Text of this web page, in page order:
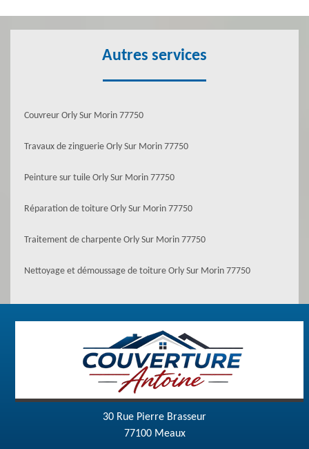
Autres services
Couvreur Orly Sur Morin 77750
Travaux de zinguerie Orly Sur Morin 77750
Peinture sur tuile Orly Sur Morin 77750
Réparation de toiture Orly Sur Morin 77750
Traitement de charpente Orly Sur Morin 77750
Nettoyage et démoussage de toiture Orly Sur Morin 77750
30 Rue Pierre Brasseur
77100 Meaux